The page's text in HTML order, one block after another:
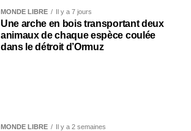
MONDE LIBRE Il y a 7 jours
Une arche en bois transportant deux
animaux de chaque espèce coulée
dans le détroit d’Ormuz
MONDE LIBRE Il y a 2 semaines